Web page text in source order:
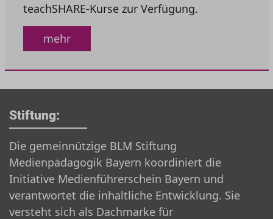
teachSHARE-Kurse zur Verfügung.
mehr
Stiftung:
Die gemeinnützige BLM Stiftung
Medienpädagogik Bayern koordiniert die
Initiative Medienführerschein Bayern und
verantwortet die inhaltliche Entwicklung. Sie
versteht sich als Dachmarke für